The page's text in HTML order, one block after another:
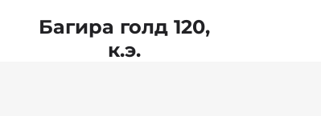
Багира голд 120,
к.э.